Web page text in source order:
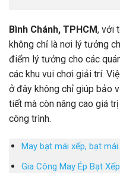
Bình Chánh, TPHCM, với
không chỉ là nơi lý tưởng
điểm lý tưởng cho các
các khu vui chơi giải trí.
ở đây không chỉ giúp bảo
tiết mà còn nâng cao giá
công trình.
May bạt mái xếp, bạt
Gia Công May Ép Bạt